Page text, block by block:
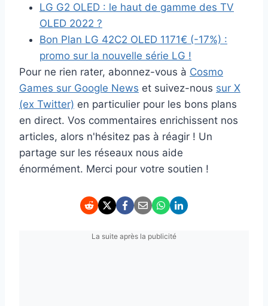
LG G2 OLED : le haut de gamme des TV
OLED 2022 ?
Bon Plan LG 42C2 OLED 1171€ (-17%) :
promo sur la nouvelle série LG !
Pour ne rien rater, abonnez-vous à Cosmo
Games sur Google News et suivez-nous sur X
(ex Twitter) en particulier pour les bons plans
en direct. Vos commentaires enrichissent nos
articles, alors n'hésitez pas à réagir ! Un
partage sur les réseaux nous aide
énormément. Merci pour votre soutien !
La suite après la publicité